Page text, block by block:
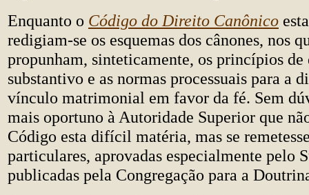
Enquanto o Código do Direito Canônico
redigiam-se os esquemas dos cânones, nos
propunham, sinteticamente, os princípios
substantivo e as normas processuais para a
vínculo matrimonial em favor da fé. Sem
mais oportuno à Autoridade Superior que
Código esta difícil matéria, mas se
particulares, aprovadas especialmente pelo
publicadas pela Congregação para a